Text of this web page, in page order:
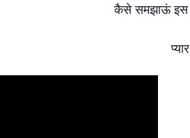
कैसे समझाऊं इस
प्यार